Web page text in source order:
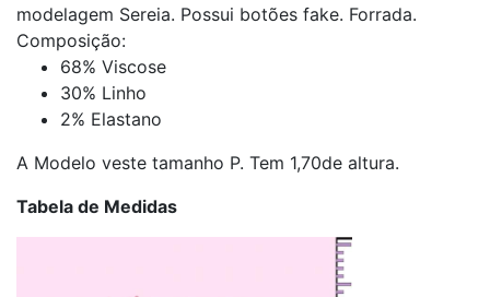
modelagem Sereia. Possui botões fake. Forrada.
Composição:
68% Viscose
30% Linho
2% Elastano
A Modelo veste tamanho P. Tem 1,70de altura.
Tabela de Medidas